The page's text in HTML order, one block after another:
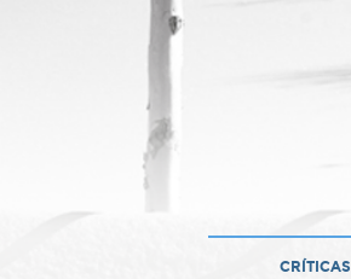
CRÍTICAS